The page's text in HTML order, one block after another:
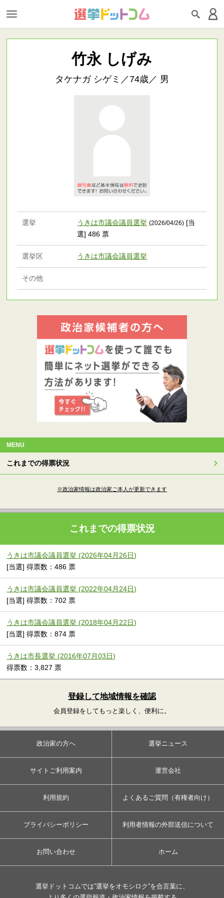
竹永 しげみ
タケナガ シゲミ／74歳／ 男
選挙 うきは市議会議員選挙 (2026/04/26) [当
選] 486 票
選挙区 うきは市議会議員選挙
その他
MENU
これまでの得票状況
※政治家情報は政治家ご本人が更新できます
これまでの得票状況
うきは市議会議員選挙 (2026年04月26日)
[当選] 得票数：486 票
うきは市議会議員選挙 (2022年04月24日)
[当選] 得票数：702 票
うきは市議会議員選挙 (2018年04月22日)
[当選] 得票数：874 票
うきは市長選挙 (2016年07月03日)
得票数：3,827 票
登録して地域情報を確認
会員登録をしてもっと楽しく、便利に。
政治家の方へ 選挙ニュース
サイトご利用案内 運営会社
利用規約 よくあるご質問（有権者向け）
プライバシーポリシー 利用者情報の外部送信について
お問い合わせ ホーム
選挙ドットコムでは”選挙をオモシロク”を合言葉に、